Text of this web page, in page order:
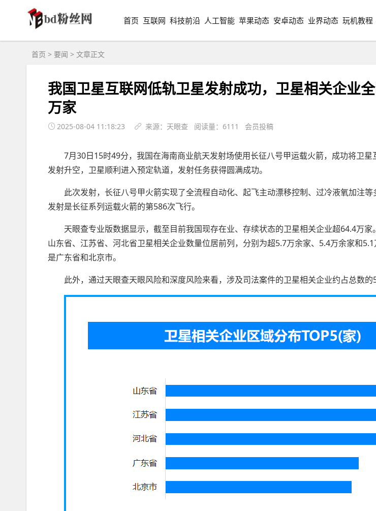
首页 互联网 科技前沿 人工智能 苹果动态 安卓动态 业界动态 玩机教程
首页 > 要闻 > 文章正文
我国卫星互联网低轨卫星发射成功，卫星相关企业
万家
2025-08-04 11:18:23 来源：天眼查 阅读量：6111 会员投稿
7月30日15时49分，我国在海南商业航天发射场使用长征八号甲运载火箭，成功将卫星
发射升空，卫星顺利进入预定轨道，发射任务获得圆满成功。
此次发射，长征八号甲火箭实现了全流程自动化、起飞主动漂移控制、过冷液氧加注
发射是长征系列运载火箭的第586次飞行。
天眼查专业版数据显示，截至目前我国现存在业、存续状态的卫星相关企业超64.4万家
山东省、江苏省、河北省卫星相关企业数量位居前列，分别为超5.7万余家、5.4万余家和
是广东省和北京市。
此外，通过天眼查天眼风险和深度风险来看，涉及司法案件的卫星相关企业约占总数的